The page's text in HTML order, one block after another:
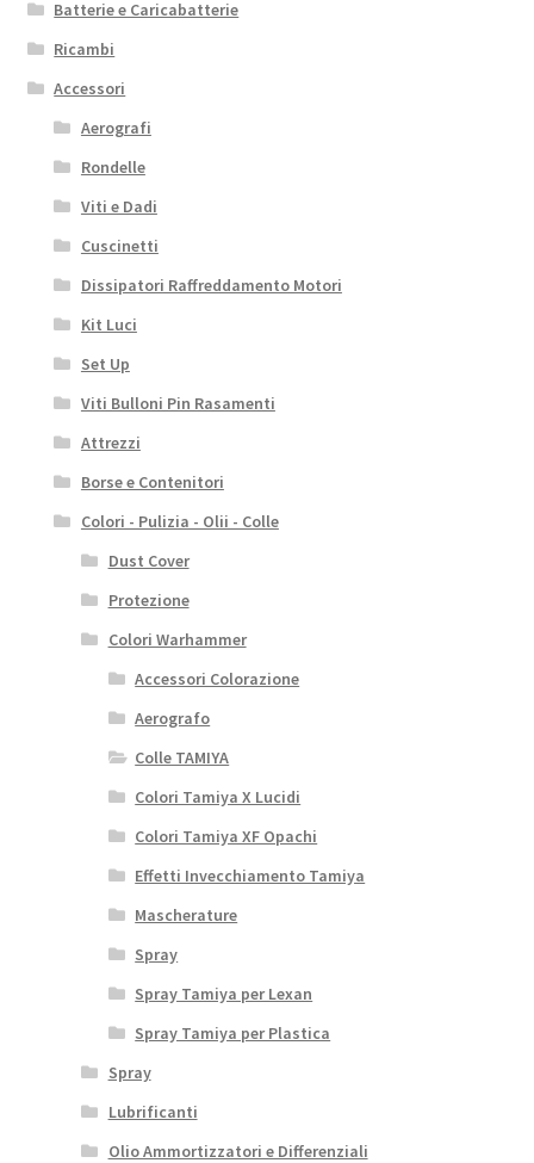
Batterie e Caricabatterie
Ricambi
Accessori
Aerografi
Rondelle
Viti e Dadi
Cuscinetti
Dissipatori Raffreddamento Motori
Kit Luci
Set Up
Viti Bulloni Pin Rasamenti
Attrezzi
Borse e Contenitori
Colori - Pulizia - Olii - Colle
Dust Cover
Protezione
Colori Warhammer
Accessori Colorazione
Aerografo
Colle TAMIYA
Colori Tamiya X Lucidi
Colori Tamiya XF Opachi
Effetti Invecchiamento Tamiya
Mascherature
Spray
Spray Tamiya per Lexan
Spray Tamiya per Plastica
Spray
Lubrificanti
Olio Ammortizzatori e Differenziali